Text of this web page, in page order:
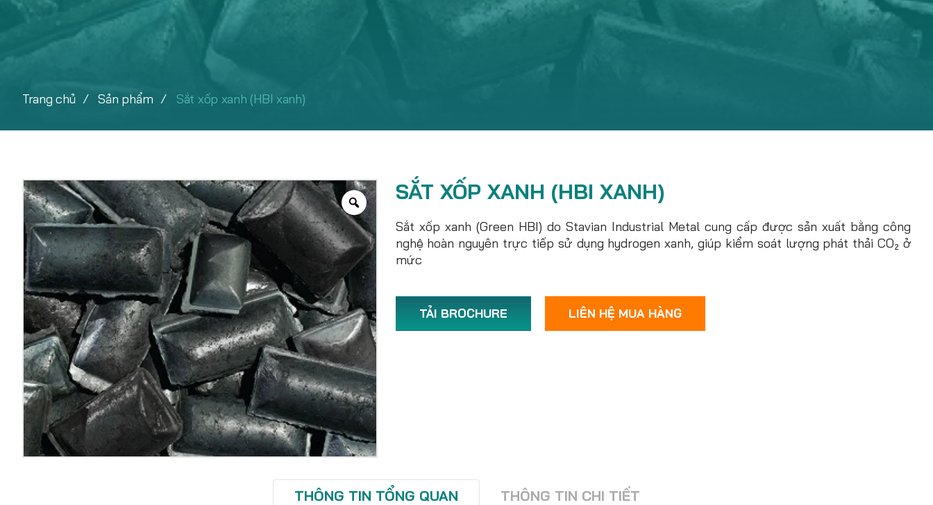
Trang chủ Sản phẩm Sắt xốp xanh (HBI xanh)
SẮT XỐP XANH (HBI XANH)
Sắt xốp xanh (Green HBI) do Stavian Industrial Metal cung cấp được sản xuất bằng công
nghệ hoàn nguyên trực tiếp sử dụng hydrogen xanh, giúp kiểm soát lượng phát thải CO₂ ở
mức
TẢI BROCHURE LIÊN HỆ MUA HÀNG
THÔNG TIN TỔNG QUAN THÔNG TIN CHI TIẾT